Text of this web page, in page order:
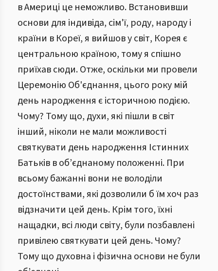
в Америці це неможливо. Встановивши
основи для індивіда, сім'ї, роду, народу і
країни в Кореї, я вийшов у світ, Корея є
центральною країною, тому я спішно
приїхав сюди. Отже, оскільки ми провели
Церемонію Об'єднання, цього року мій
день народження є історичною подією.
Чому? Тому що, духи, які пішли в світ
інший, ніколи не мали можливості
святкувати день народження Істинних
Батьків в об’єднаному положенні. При
всьому бажанні вони не володіли
достоїнствами, які дозволили б їм хоч раз
відзначити цей день. Крім того, їхні
нащадки, всі люди світу, були позбавлені
привілею святкувати цей день. Чому?
Тому що духовна і фізична основи не були